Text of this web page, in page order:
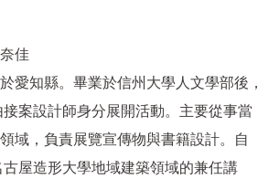
佳
愛知縣。畢業於信州大學人文學部後，
案設計師身分展開活動。主要從事當
域，負責展覽宣傳物與書籍設計。自
屋造形大學地域建築領域的兼任講